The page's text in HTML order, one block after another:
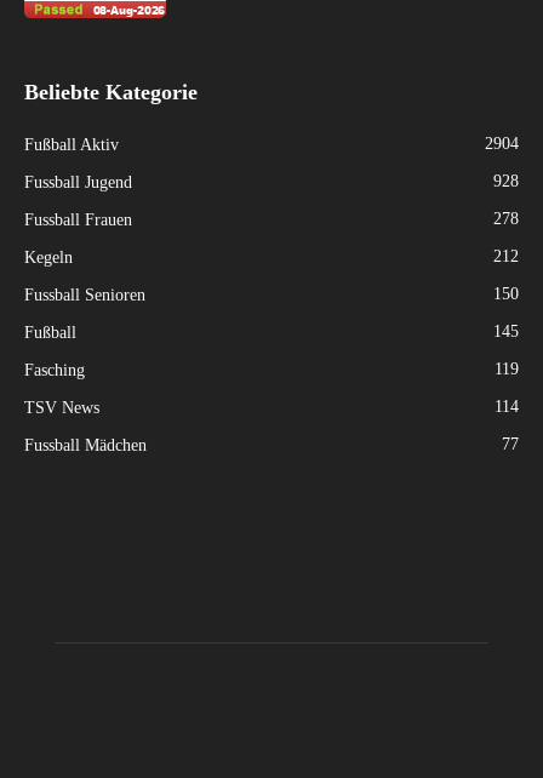
Beliebte Kategorie
Fußball Aktiv 2904
Fussball Jugend 928
Fussball Frauen 278
Kegeln 212
Fussball Senioren 150
Fußball 145
Fasching 119
TSV News 114
Fussball Mädchen 77